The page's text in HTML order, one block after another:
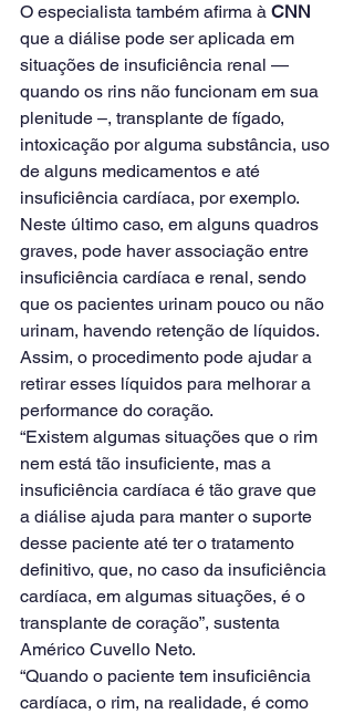
O especialista também afirma à CNN
que a diálise pode ser aplicada em
situações de insuficiência renal —
quando os rins não funcionam em sua
plenitude –, transplante de fígado,
intoxicação por alguma substância, uso
de alguns medicamentos e até
insuficiência cardíaca, por exemplo.
Neste último caso, em alguns quadros
graves, pode haver associação entre
insuficiência cardíaca e renal, sendo
que os pacientes urinam pouco ou não
urinam, havendo retenção de líquidos.
Assim, o procedimento pode ajudar a
retirar esses líquidos para melhorar a
performance do coração.
“Existem algumas situações que o rim
nem está tão insuficiente, mas a
insuficiência cardíaca é tão grave que
a diálise ajuda para manter o suporte
desse paciente até ter o tratamento
definitivo, que, no caso da insuficiência
cardíaca, em algumas situações, é o
transplante de coração”, sustenta
Américo Cuvello Neto.
“Quando o paciente tem insuficiência
cardíaca, o rim, na realidade, é como